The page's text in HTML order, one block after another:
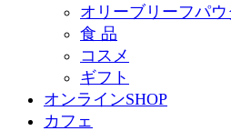
オリーブリーフパウ
食 品
コスメ
ギフト
オンラインSHOP
カフェ